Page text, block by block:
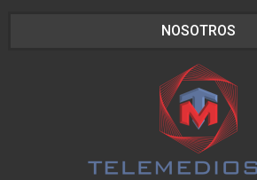
NOSOTROS